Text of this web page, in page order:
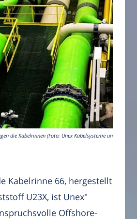
die Kabelrinnen (Foto: Unex Kabelsysteme und
Kabelrinne 66, hergestellt
U23X, ist Unex"
Offshore-